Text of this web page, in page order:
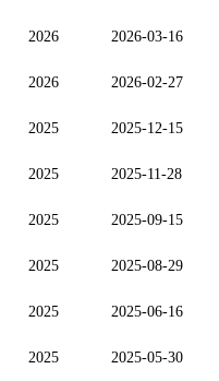
2026 2026-03-16
2026 2026-02-27
2025 2025-12-15
2025 2025-11-28
2025 2025-09-15
2025 2025-08-29
2025 2025-06-16
2025 2025-05-30